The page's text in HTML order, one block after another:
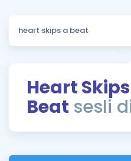
Puan Hesaplama
ÖSYM Sınav Takvimi
Kampanyalar
Heart
Beat sesli